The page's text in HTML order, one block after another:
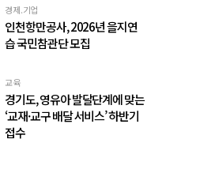
경제.기업
인천항만공사, 2026년 을지연
습 국민참관단 모집
교육
경기도, 영유아 발달단계에 맞는
‘교재·교구 배달 서비스’ 하반기
접수